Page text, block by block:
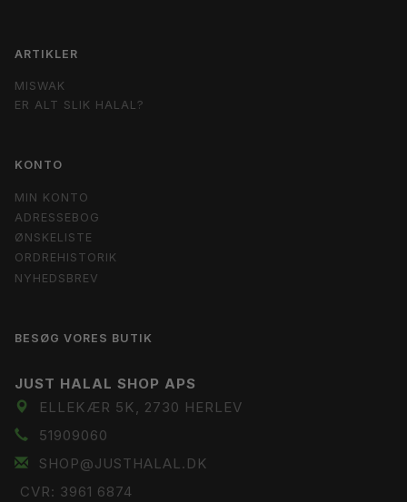
ARTIKLER
MISWAK
ER ALT SLIK HALAL?
KONTO
MIN KONTO
ADRESSEBOG
ØNSKELISTE
ORDREHISTORIK
NYHEDSBREV
BESØG VORES BUTIK
JUST HALAL SHOP APS
ELLEKÆR 5K, 2730 HERLEV
51909060
SHOP@JUSTHALAL.DK
CVR: 3961 6874